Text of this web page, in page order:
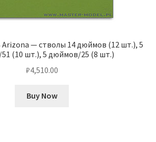
Arizona — стволы 14 дюймов (12 шт.), 5
(10 шт.), 5 дюймов/25 (8 шт.)
₽4,510.00
Buy Now